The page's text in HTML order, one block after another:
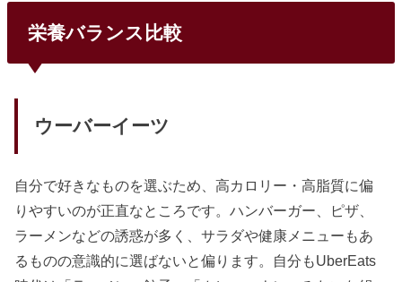
栄養バランス比較
ウーバーイーツ
自分で好きなものを選ぶため、高カロリー・高脂質に偏
りやすいのが正直なところです。ハンバーガー、ピザ、
ラーメンなどの誘惑が多く、サラダや健康メニューもあ
るものの意識的に選ばないと偏ります。自分もUberEats